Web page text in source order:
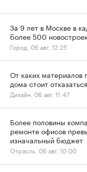
За 9 лет в Москве в
более 500
Город, 06 авг, 12:25
От каких материалов
дома стоит
Дизайн, 06 авг, 11:47
Более половины
ремонте офисов
изначальный бюджет
Отрасль, 06 авг, 10:00